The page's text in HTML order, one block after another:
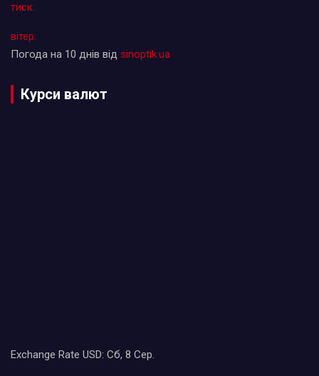
тиск:
вітер:
Погода на 10 днів від sinoptik.ua
Курси валют
Exchange Rate USD: Сб, 8 Сер.